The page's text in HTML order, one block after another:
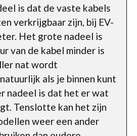
is dat de vaste kabels
verkrijgbaar zijn, bij EV-
Het grote nadeel is
van de kabel minder is
nat wordt
als je binnen kunt
nadeel is dat het er wat
Tenslotte kan het zijn
weer een ander